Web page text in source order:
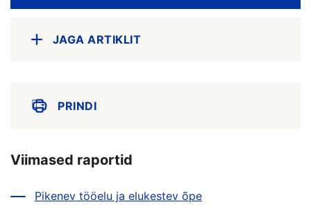
JAGA ARTIKLIT
PRINDI
Viimased raportid
Pikenev tööelu ja elukestev õpe